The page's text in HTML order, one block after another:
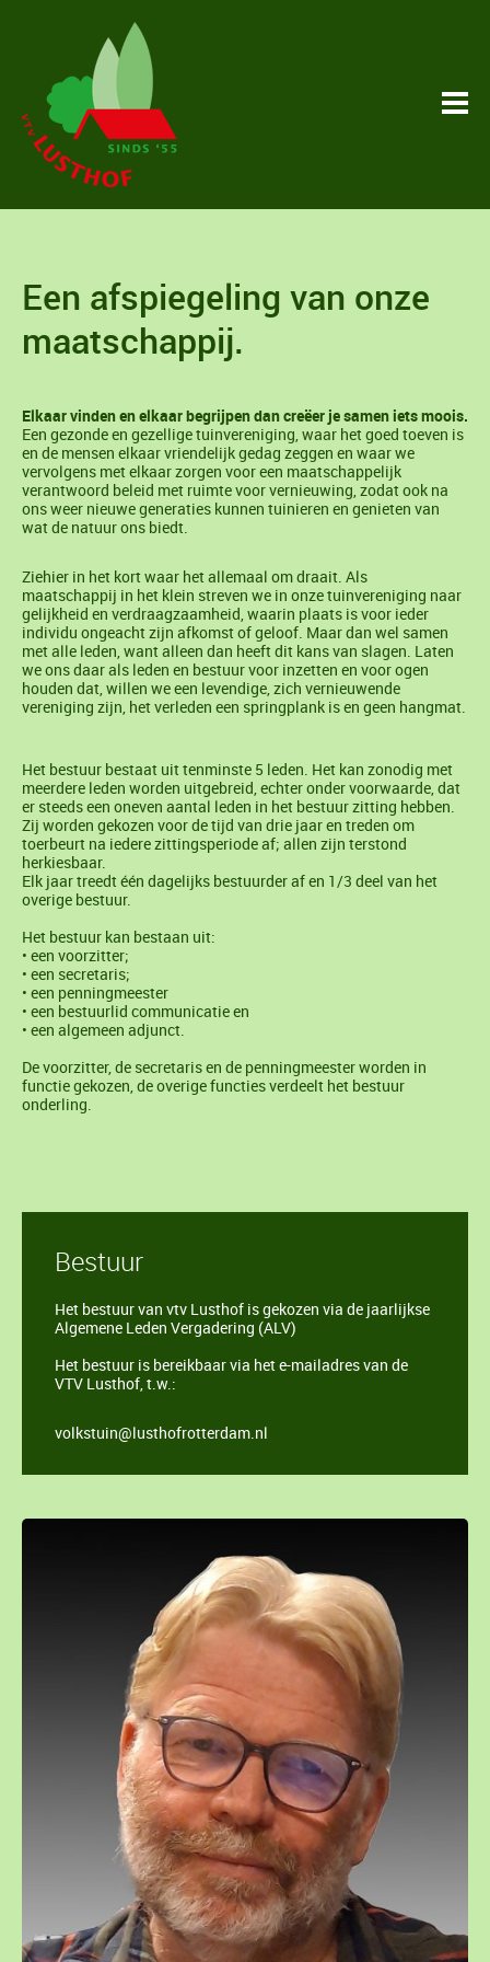
Een afspiegeling van onze
maatschappij.
Elkaar vinden en elkaar begrijpen dan creëer je samen iets moois.
Een gezonde en gezellige tuinvereniging, waar het goed toeven is
en de mensen elkaar vriendelijk gedag zeggen en waar we
vervolgens met elkaar zorgen voor een maatschappelijk
verantwoord beleid met ruimte voor vernieuwing, zodat ook na
ons weer nieuwe generaties kunnen tuinieren en genieten van
wat de natuur ons biedt.
Ziehier in het kort waar het allemaal om draait. Als
maatschappij in het klein streven we in onze tuinvereniging naar
gelijkheid en verdraagzaamheid, waarin plaats is voor ieder
individu ongeacht zijn afkomst of geloof. Maar dan wel samen
met alle leden, want alleen dan heeft dit kans van slagen. Laten
we ons daar als leden en bestuur voor inzetten en voor ogen
houden dat, willen we een levendige, zich vernieuwende
vereniging zijn, het verleden een springplank is en geen hangmat.
Het bestuur bestaat uit tenminste 5 leden. Het kan zonodig met
meerdere leden worden uitgebreid, echter onder voorwaarde, dat
er steeds een oneven aantal leden in het bestuur zitting hebben.
Zij worden gekozen voor de tijd van drie jaar en treden om
toerbeurt na iedere zittingsperiode af; allen zijn terstond
herkiesbaar.
Elk jaar treedt één dagelijks bestuurder af en 1/3 deel van het
overige bestuur.
Het bestuur kan bestaan uit:
• een voorzitter;
• een secretaris;
• een penningmeester
• een bestuurlid communicatie en
• een algemeen adjunct.
De voorzitter, de secretaris en de penningmeester worden in
functie gekozen, de overige functies verdeelt het bestuur
onderling.
Bestuur
Het bestuur van vtv Lusthof is gekozen via de jaarlijkse
Algemene Leden Vergadering (ALV)
Het bestuur is bereikbaar via het e-mailadres van de
VTV Lusthof, t.w.:
volkstuin@lusthofrotterdam.nl